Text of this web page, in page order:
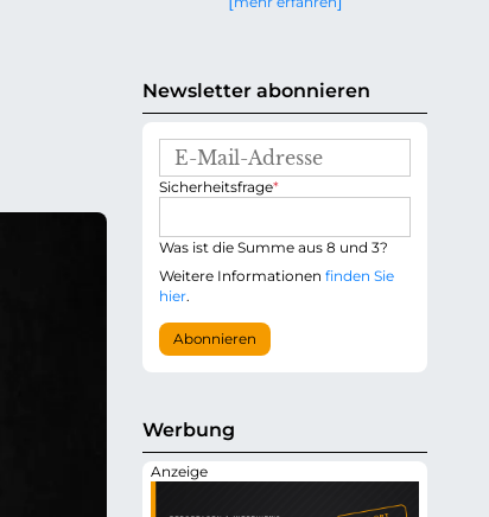
Newsletter abonnieren
M
l
-
A
r
e
P
i
c
h
t
f
e
Sicherheitsfrage*
Was ist die Summe aus 8 und 3?
Weitere Informationen finden Sie
hier.
Abonnieren
Werbung